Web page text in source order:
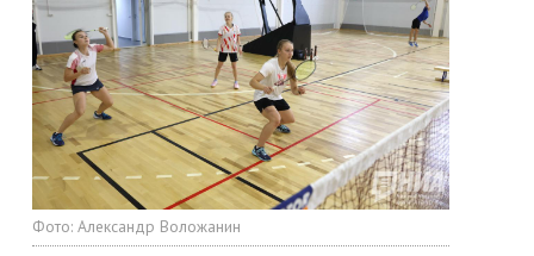
Фото: Александр Воложанин